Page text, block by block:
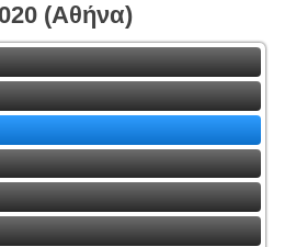
(Αθήνα)